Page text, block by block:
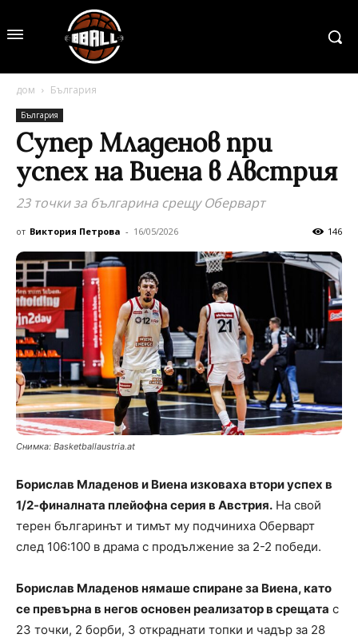
дом България
България
Супер Младенов при
успех на Виена в Австрия
23 точки за българина срещу Оберварт
от Виктория Петрова - 16/05/2026 146
Снимка: Basketballaustria.at
Борислав Младенов и Виена изковаха втори успех в
1/2-финалната плейофна серия в Австрия. На свой
терен българинът и тимът му подчиниха Оберварт
след 106:100 в драма с продължение за 2-2 победи.
Борислав Младенов нямаше спиране за Виена, като
се превърна в негов основен реализатор в срещата с
23 точки, 2 борби, 3 откраднати топки и чадър за 28